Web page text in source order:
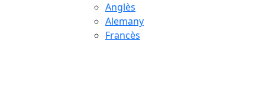
Anglès
Alemany
Francès